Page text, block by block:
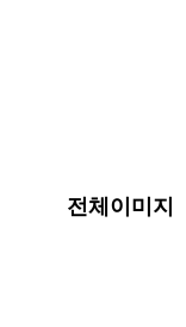
전체이미지